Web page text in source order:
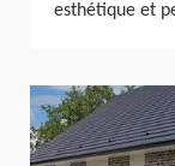
esthétique et